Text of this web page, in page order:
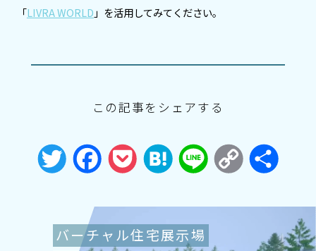
「LIVRA WORLD 」を活用してみてください。
この記事をシェアする
TwitterFacebook
PocketHatena
LineCopy
Link
共
有
バーチャル住宅展示場